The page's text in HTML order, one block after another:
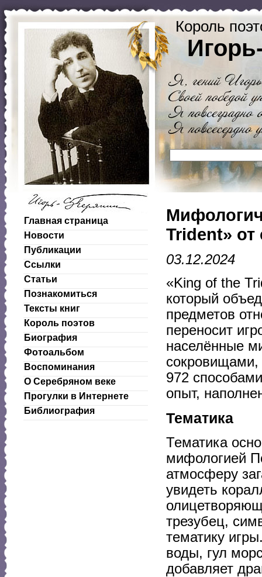
Король
Главная страница
Новости
Публикации
Ссылки
Статьи
Познакомиться
Тексты книг
Король поэтов
Биография
Фотоальбом
Воспоминания
О Серебряном веке
Прогулки в Интернете
Библиография
Trident»
03.12.2024
«King of the
который
предметов
переносит
населённые
сокровищами,
972
опыт,
Тематика
Тематика
мифологией
атмосферу
увидеть
трезубец,
тематику
воды, гул
добавляет